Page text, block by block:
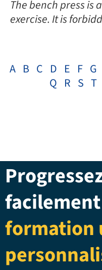
The bench press is
exercise. It is
A B C D E F G
Q R S T
formation